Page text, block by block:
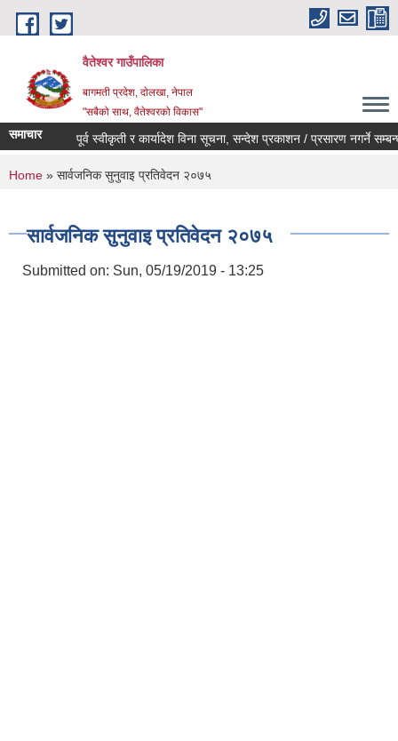
Skip to main content
वैतेश्वर गाउँपालिका
बागमती प्रदेश, दाेलखा, नेपाल
"सबैको साथ, वैतेश्वरको विकास"
समाचार पूर्व स्वीकृती र कार्यादेश विना सूचना, सन्देश प्रकाशन / प्रसारण नगर्ने सम्बन्धी
You are here
Home » सार्वजनिक सुनुवाइ प्रतिवेदन २०७५
सार्वजनिक सुनुवाइ प्रतिवेदन २०७५
Submitted on: Sun, 05/19/2019 - 13:25